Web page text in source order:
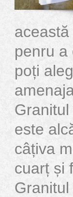
penru a
poți
este
câțiva
cuarț și